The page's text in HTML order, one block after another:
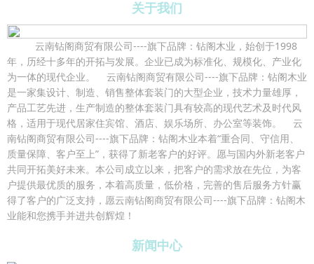
关于我们
云南钻阁商贸有限公司----旗下品牌：钻阁木业，始创于1998
年，历经十多年的开拓与发展。企业已成为标准化、规模化、产业化
为一体的现代企业。 云南钻阁商贸有限公司----旗下品牌：钻阁木业
是一家集设计、制造、销售整体套装门的大型企业，技术力量雄厚，
产品工艺先进，生产制造的整体套装门具有较高的现代艺术及时代风
格，适用于现代居家住宾馆、酒店、娱乐场所、办公室等装饰。 云
南钻阁商贸有限公司----旗下品牌：钻阁木业本着“重合同、守信用、
质量保障、客户至上”，获得了新老客户的好评。愿与国内外新老客户
共同开拓美好未来。本公司成立以来，把客户的需求放在先位，为客
户提供最优质的服务，本着高质量，低价格，完善的售后服务方针赢
得了客户的广泛支持，愿云南钻阁商贸有限公司----旗下品牌：钻阁木
业能和您携手并进共创辉煌！
新闻中心